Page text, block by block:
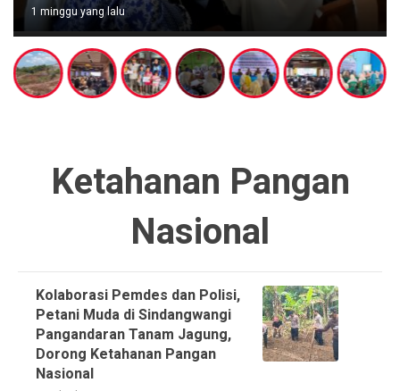
1 minggu yang lalu
Ketahanan Pangan
Nasional
Kolaborasi Pemdes dan Polisi,
Petani Muda di Sindangwangi
Pangandaran Tanam Jagung,
Dorong Ketahanan Pangan
Nasional